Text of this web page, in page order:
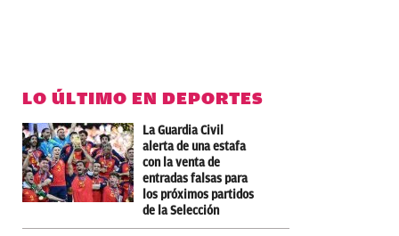
LO ÚLTIMO EN DEPORTES
La Guardia Civil
alerta de una estafa
con la venta de
entradas falsas para
los próximos partidos
de la Selección